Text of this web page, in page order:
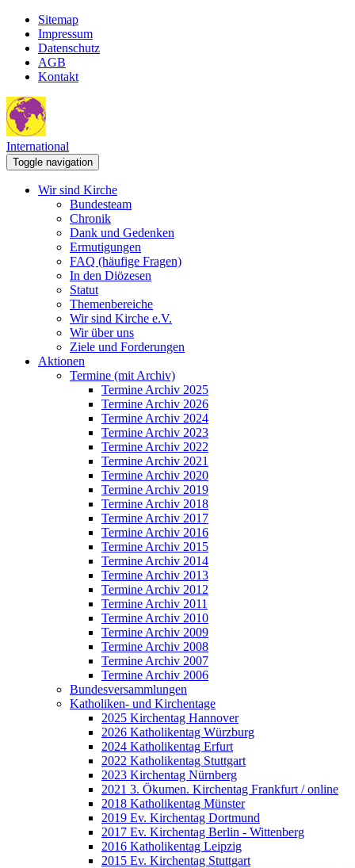
Sitemap
Impressum
Datenschutz
AGB
Kontakt
International
Toggle navigation
Wir sind Kirche
Bundesteam
Chronik
Dank und Gedenken
Ermutigungen
FAQ (häufige Fragen)
In den Diözesen
Statut
Themenbereiche
Wir sind Kirche e.V.
Wir über uns
Ziele und Forderungen
Aktionen
Termine (mit Archiv)
Termine Archiv 2025
Termine Archiv 2026
Termine Archiv 2024
Termine Archiv 2023
Termine Archiv 2022
Termine Archiv 2021
Termine Archiv 2020
Termine Archiv 2019
Termine Archiv 2018
Termine Archiv 2017
Termine Archiv 2016
Termine Archiv 2015
Termine Archiv 2014
Termine Archiv 2013
Termine Archiv 2012
Termine Archiv 2011
Termine Archiv 2010
Termine Archiv 2009
Termine Archiv 2008
Termine Archiv 2007
Termine Archiv 2006
Bundesversammlungen
Katholiken- und Kirchentage
2025 Kirchentag Hannover
2026 Katholikentag Würzburg
2024 Katholikentag Erfurt
2022 Katholikentag Stuttgart
2023 Kirchentag Nürnberg
2021 3. Ökumen. Kirchentag Frankfurt / online
2018 Katholikentag Münster
2019 Ev. Kirchentag Dortmund
2017 Ev. Kirchentag Berlin - Wittenberg
2016 Katholikentag Leipzig
2015 Ev. Kirchentag Stuttgart